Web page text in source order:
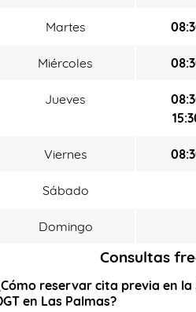
Martes
Miércoles
Jueves
Viernes
Sábado
Domingo
Consultas
reservar cita previa en
en Las Palmas?